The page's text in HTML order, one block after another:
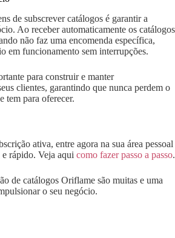
de subscrever catálogos é garantir a
Ao receber automaticamente os catálogos
não faz uma encomenda específica,
em funcionamento sem interrupções.
para construir e manter
clientes, garantindo que nunca perdem o
tem para oferecer.
ativa, entre agora na sua área pessoal
rápido. Veja aqui como fazer passo a passo.
de catálogos Oriflame são muitas e uma
o seu negócio.